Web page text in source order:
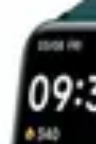
Courses Rapides
Entraînement
Performances
Courses